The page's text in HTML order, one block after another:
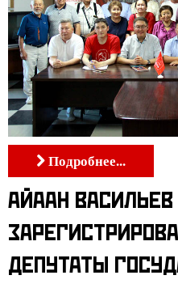
Подробнее...
АЙААН ВАСИЛЬЕВ
ДЕПУТАТЫ